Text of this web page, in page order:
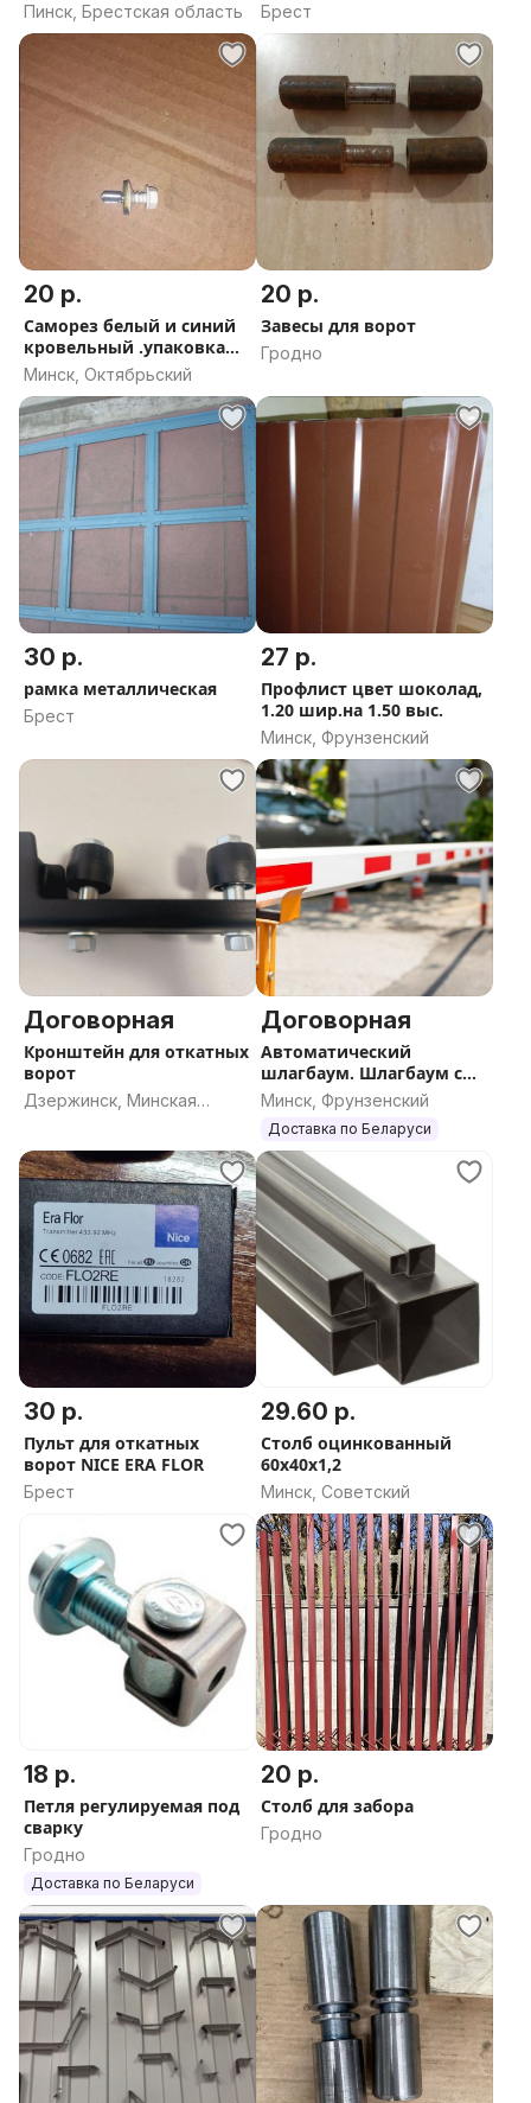
Пинск, Брестская область Брест
20 р.
Саморез белый и синий
кровельный .упаковка
250 шт
Минск, Октябрьский
20 р.
Завесы для ворот
Гродно
30 р.
рамка металлическая
Брест
27 р.
Профлист цвет шоколад,
1.20 шир.на 1.50 выс.
Минск, Фрунзенский
Договорная
Кронштейн для откатных
ворот
Дзержинск, Минская
Договорная
Автоматический
шлагбаум. Шлагбаум с
пультами. Установка
шлагбаумов по РБ.
Минск, Фрунзенский
Доставка по Беларуси
30 р.
Пульт для откатных
ворот NICE ERA FLOR
Брест
29.60 р.
Столб оцинкованный
60х40х1,2
Минск, Советский
18 р.
Петля регулируемая под
сварку
Гродно
Доставка по Беларуси
20 р.
Столб для забора
Гродно